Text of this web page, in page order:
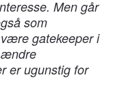
Men går
som
gatekeeper i
ændre
er ugunstig for